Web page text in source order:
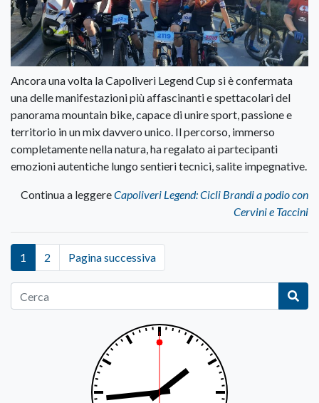
Ancora una volta la Capoliveri Legend Cup si è confermata
una delle manifestazioni più affascinanti e spettacolari del
panorama mountain bike, capace di unire sport, passione e
territorio in un mix davvero unico. Il percorso, immerso
completamente nella natura, ha regalato ai partecipanti
emozioni autentiche lungo sentieri tecnici, salite impegnative.
Continua a leggereCapoliveri Legend: Cicli Brandi a podio con
Cervini e Taccini
1 2 Pagina successiva